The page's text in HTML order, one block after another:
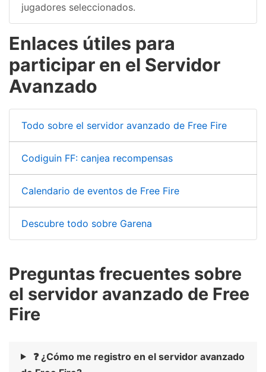
jugadores seleccionados.
Enlaces útiles para
participar en el Servidor
Avanzado
Todo sobre el servidor avanzado de Free Fire
Codiguin FF: canjea recompensas
Calendario de eventos de Free Fire
Descubre todo sobre Garena
Preguntas frecuentes sobre
el servidor avanzado de Free
Fire
❓ ¿Cómo me registro en el servidor avanzado